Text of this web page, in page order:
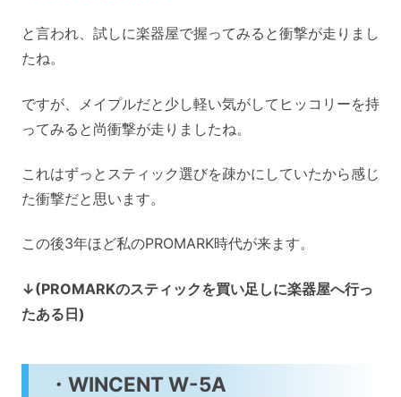
と言われ、試しに楽器屋で握ってみると衝撃が走りまし
たね。
ですが、メイプルだと少し軽い気がしてヒッコリーを持
ってみると尚衝撃が走りましたね。
これはずっとスティック選びを疎かにしていたから感じ
た衝撃だと思います。
この後3年ほど私のPROMARK時代が来ます。
↓(PROMARKのスティックを買い足しに楽器屋へ行っ
たある日)
・WINCENT W-5A